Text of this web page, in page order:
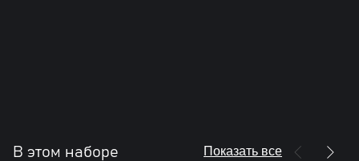
В этом наборе Показать все